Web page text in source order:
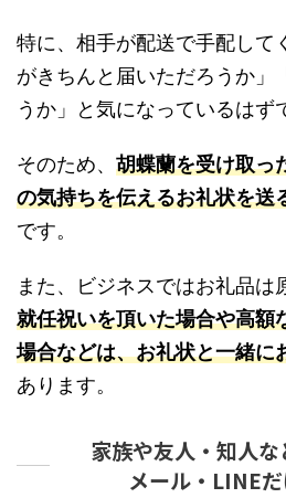
特に、相手が配送で手配して
がきちんと届いただろうか」
うか」と気になっているはず
そのため、 胡蝶蘭を受け取っ
の気持ちを伝えるお礼状を送
です。
また、ビジネスではお礼品は
就任祝いを頂いた場合や高額
場合などは、お礼状と一緒に
あります。
家族や友人・知人
メール・LINE